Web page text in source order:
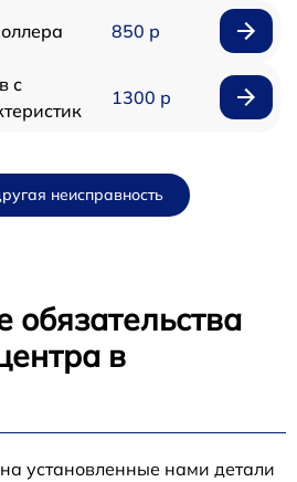
850 р
с
1300 р
неисправность
обязательства
в
установленные нами детали